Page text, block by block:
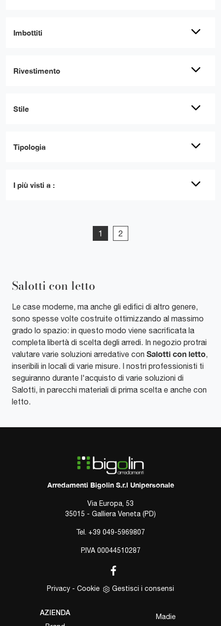
Imbottiti
Rivestimento
Stile
Tipologia
I più visti a :
1 2
Salotti con letto
Le case moderne, ma anche gli edifici di altro genere,
sono spesse volte costruite ottimizzando al massimo
grado lo spazio: in questo modo viene sacrificata la
completa libertà di scelta degli arredi. In negozio protrai
valutare varie soluzioni arredative con Salotti con letto,
inseribili in locali di varie misure. I nostri professionisti ti
seguiranno durante l'acquisto di varie soluzioni di
Salotti, in parecchi materiali di prima scelta e anche con
letto.
Arredamenti Bigolin S.r.l Unipersonale
Via Europa, 53
35015 - Galliera Veneta (PD)
Tel. +39 049-5969807
P.IVA 00044510287
Privacy - Cookie Gestisci i consensi
AZIENDA
Madie